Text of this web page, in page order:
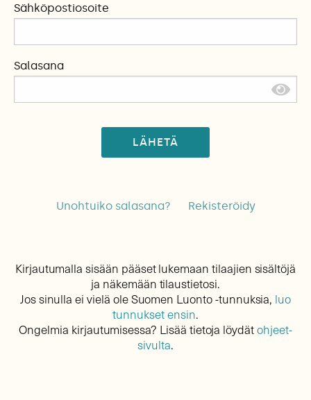
Sähköpostiosoite
Salasana
LÄHETÄ
Unohtuiko salasana? Rekisteröidy
Kirjautumalla sisään pääset lukemaan tilaajien sisältöjä
ja näkemään tilaustietosi.
Jos sinulla ei vielä ole Suomen Luonto -tunnuksia, luo
tunnukset ensin.
Ongelmia kirjautumisessa? Lisää tietoja löydätohjeet-
sivulta.